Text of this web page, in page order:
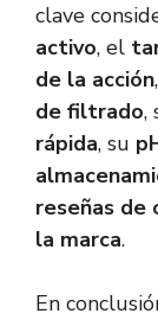
clave
activo, el
de la acción
de filtrado,
rápida, su
reseñas de
la marca.
En